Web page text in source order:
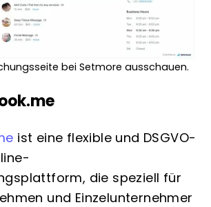
bei Setmore ausschauen.
ist eine flexible und DSGVO-
die speziell für
und Einzelunternehmer